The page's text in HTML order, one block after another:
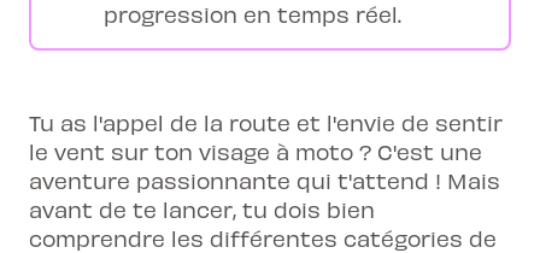
progression en temps réel.
Tu as l'appel de la route et l'envie de sentir
le vent sur ton visage à moto ? C'est une
aventure passionnante qui t'attend ! Mais
avant de te lancer, tu dois bien
comprendre les différentes catégories de